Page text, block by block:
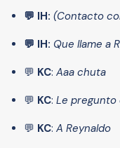
💬 IH: (Contacto
💬 IH: Que llame a
💬 KC: Aaa chuta
💬 KC: Le
💬 KC: A Reynaldo